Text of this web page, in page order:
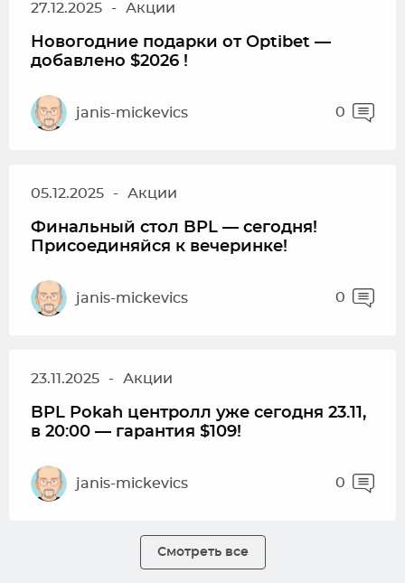
27.12.2025 - Акции
Новогодние подарки от Optibet —
добавлено $2026 !
janis-mickevics 0
05.12.2025 - Акции
Финальный стол BPL — сегодня!
Присоединяйся к вечеринке!
janis-mickevics 0
23.11.2025 - Акции
BPL Pokah центролл уже сегодня 23.11,
в 20:00 — гарантия $109!
janis-mickevics 0
Смотреть все